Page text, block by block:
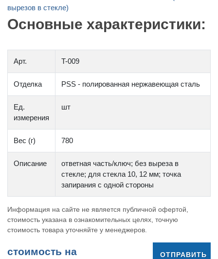
Основные характеристики:
Арт. T-009
Отделка PSS - полированная нержавеющая сталь
Ед.
измерения
шт
Вес (г) 780
Описание
ответная часть/ключ; без выреза в
стекле; для стекла 10, 12 мм; точка
запирания с одной стороны
Информация на сайте не является публичной офертой,
стоимость указана в ознакомительных целях, точную
стоимость товара уточняйте у менеджеров.
cтоимость на
ОТПРАВИТЬ